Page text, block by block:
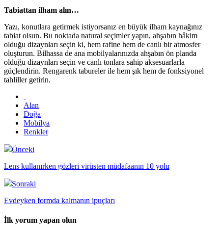
Tabiattan ilham alın…
Yazı, konutlara getirmek istiyorsanız en büyük ilham kaynağınız
tabiat olsun. Bu noktada natural seçimler yapın, ahşabın hâkim
olduğu dizaynları seçin ki, hem rafine hem de canlı bir atmosfer
oluşturun. Bilhassa de ana mobilyalarınızda ahşabın ön planda
olduğu dizaynları seçin ve canlı tonlara sahip aksesuarlarla
güçlendirin. Rengarenk tabureler ile hem şık hem de fonksiyonel
tahliller getirin.
Alan
Doğa
Mobilya
Renkler
Önceki
Lens kullanırken gözleri virüsten müdafaanın 10 yolu
Sonraki
Evdeyken formda kalmanın ipuçları
İlk yorum yapan olun